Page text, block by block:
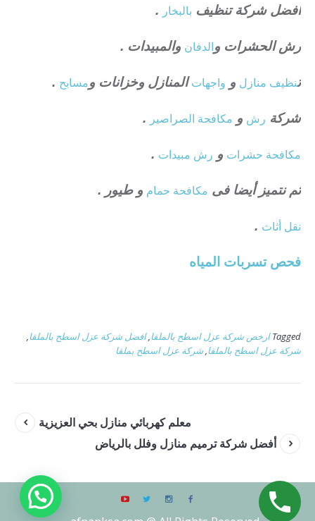
افضل شركة تنظيف بالبخار .
رش الحشرات والدفان والمبيدات .
تنظيف منازل و واجهاتالمنازل وخزانات ومسابح .
شركة رش و مكافحة الصراصير .
مكافحة حشرات و رش مبيدات .
ثم نتميز أيضا فى مكافحة حمام و طيور .
نقل أثاث .
فحص تسربات المياه
Tagged ارخص شركة عزل اسطح بالملقا,افضل شركة عزل اسطح بالملقا,
شركة عزل اسطح بالملقا,شركة عزل اسطح بملقا
معلم كهربائي منازل بحي العزيزية
أفضل شركة ترميم منازل وفلل بالرياض